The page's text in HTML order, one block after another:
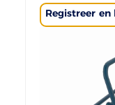
Registreer en